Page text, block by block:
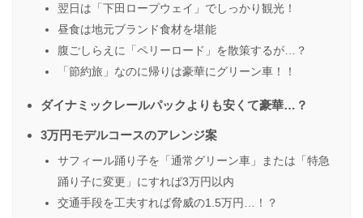
翌日は「下田ロープウェイ」でしっかり観光！
昼食は地元ブランド食材を堪能
腹ごしらえに「ペリーロード」を散策するが…？
「節約旅」なのに帰りは豪華にグリーン車！！
ダイナミックレールパックよりも安くて豪華…？
3万円モデルコースのアレンジ案
サフィール踊り子を「通常グリーン車」または「特急
踊り子に変更」にすれば3万円以内
交通手段を工夫すれば脅威の1.5万円…！？